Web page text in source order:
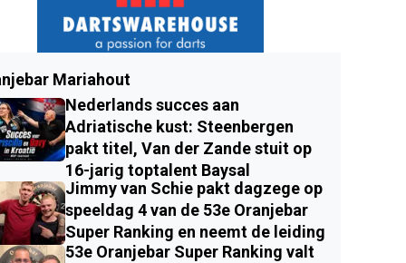
Mariahout
Nederlands succes aan
Adriatische kust: Steenbergen
pakt titel, Van der Zande stuit op
16-jarig toptalent Baysal
Jimmy van Schie pakt dagzege op
speeldag 4 van de 53e Oranjebar
Super Ranking en neemt de leiding
53e Oranjebar Super Ranking valt